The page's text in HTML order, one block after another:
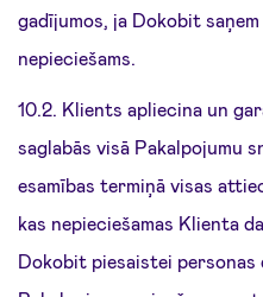
gadījumos, ja Dokobit
nepieciešams.
10.2. Klients apliecina un
saglabās visā Pakalpojumu
esamības termiņā visas
kas nepieciešamas Klienta
Dokobit piesaistei